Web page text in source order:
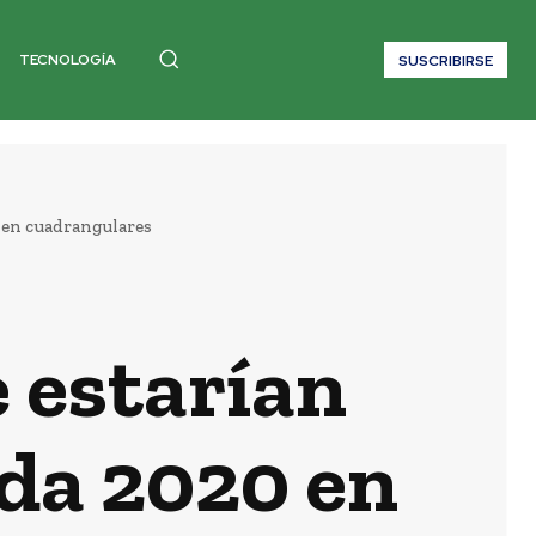
TECNOLOGÍA SUSCRIBIRSE
cuadrangulares
estarían
2020 en